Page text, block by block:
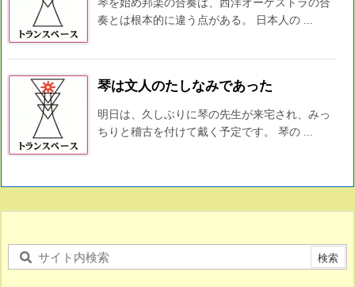
琴を始め邦楽の合奏は、西洋オーケストラの合
奏とは根本的に違う点がある。 日本人の ...
琴は文人のたしなみであった
明日は、久しぶりに琴の先生が来宅され、みっ
ちりと稽古を付けて戴く予定です。 琴の ...